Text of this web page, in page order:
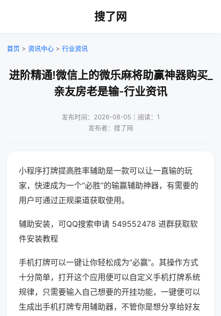
搜了网
首页 > 资讯中心 > 行业资讯
进阶精通!微信上的微乐麻将助赢神器购买_
亲友房老是输-行业资讯
发布时间：2026-08-05｜阅读：1
发布者：搜了网
小程序打牌提高胜率辅助是一款可以让一直输的玩
家，快速成为一个“必胜”的输赢辅助神器，有需要的
用户可通过正规渠道获取使用。
辅助安装，可QQ搜索申请 549552478 进群获取软
件安装教程
手机打牌可以一键让你轻松成为“必赢”。其操作方式
十分简单，打开这个应用便可以自定义手机打牌系统
规律，只需要输入自己想要的开挂功能，一键便可以
生成出手机打牌专用辅助器，不管你是想分享给好友